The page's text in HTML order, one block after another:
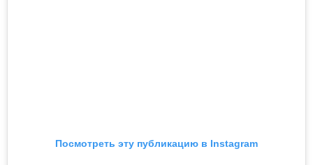
Посмотреть эту публикацию в Instagram